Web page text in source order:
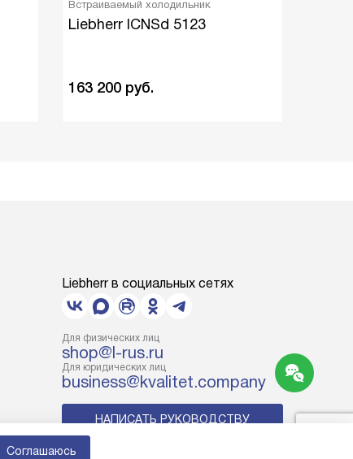
Встраиваемый холодильник
Liebherr ICNSd 5123
163 200 руб.
Liebherr в социальных сетях
Для физических лиц
shop@l-rus.ru
Для юридических лиц
business@kvalitet.company
НАПИСАТЬ РУКОВОДСТВУ
Соглашаюсь